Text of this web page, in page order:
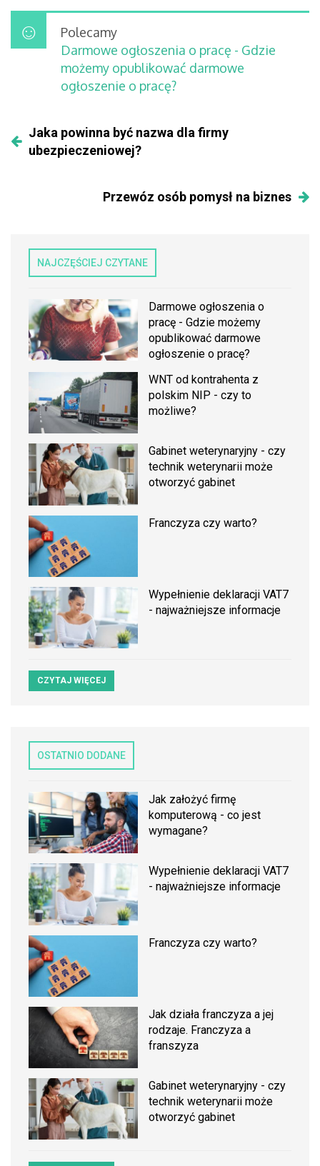
Polecamy
Darmowe ogłoszenia o pracę - Gdzie
możemy opublikować darmowe
ogłoszenie o pracę?
Jaka powinna być nazwa dla firmy
ubezpieczeniowej?
Przewóz osób pomysł na biznes
NAJCZĘŚCIEJ CZYTANE
Darmowe ogłoszenia o
pracę - Gdzie możemy
opublikować darmowe
ogłoszenie o pracę?
WNT od kontrahenta z
polskim NIP - czy to
możliwe?
Gabinet weterynaryjny - czy
technik weterynarii może
otworzyć gabinet
Franczyza czy warto?
Wypełnienie deklaracji VAT7
- najważniejsze informacje
CZYTAJ WIĘCEJ
OSTATNIO DODANE
Jak założyć firmę
komputerową - co jest
wymagane?
Wypełnienie deklaracji VAT7
- najważniejsze informacje
Franczyza czy warto?
Jak działa franczyza a jej
rodzaje. Franczyza a
franszyza
Gabinet weterynaryjny - czy
technik weterynarii może
otworzyć gabinet